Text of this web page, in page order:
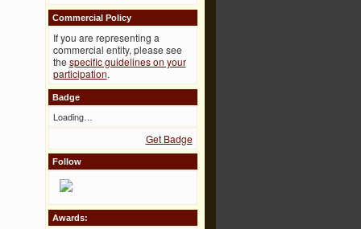
Commercial Policy
If you are representing a
commercial entity, please see
the specific guidelines on your
participation.
Badge
Loading…
Get Badge
Follow
Awards: